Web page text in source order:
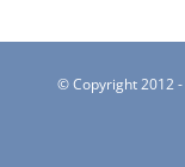
© Copyright 2012 -